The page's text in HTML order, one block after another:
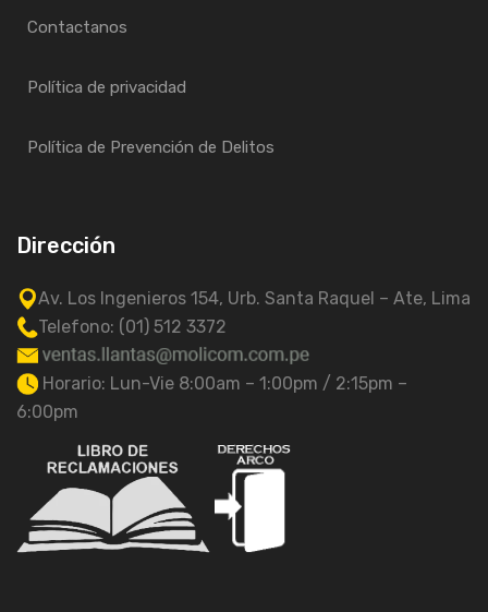
Contactanos
Política de privacidad
Política de Prevención de Delitos
Dirección
Av. Los Ingenieros 154, Urb. Santa Raquel – Ate, Lima
Telefono: (01) 512 3372
Horario: Lun-Vie 8:00am – 1:00pm / 2:15pm –
6:00pm